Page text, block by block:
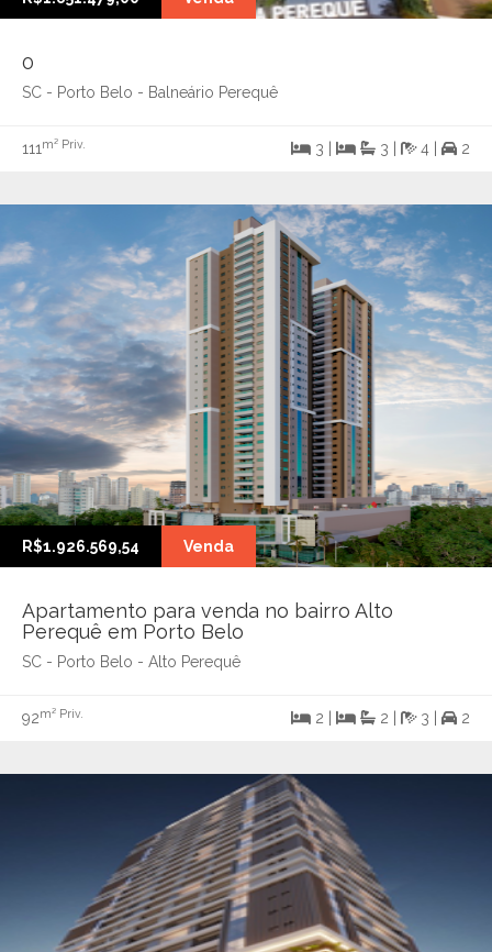
0
SC - Porto Belo - Balneário Perequê
111 m² Priv. 3 | 3 | 4 | 2
R$1.926.569,54 Venda
Apartamento para venda no bairro Alto
Perequê em Porto Belo
SC - Porto Belo - Alto Perequê
92m² Priv. 2 | 2 | 3 | 2